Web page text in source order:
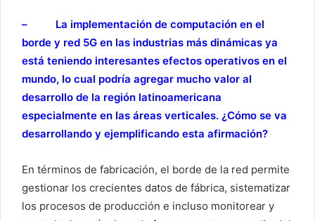
– La implementación de computación en el
borde y red 5G en las industrias más dinámicas ya
está teniendo interesantes efectos operativos en el
mundo, lo cual podría agregar mucho valor al
desarrollo de la región latinoamericana
especialmente en las áreas verticales. ¿Cómo se va
desarrollando y ejemplificando esta afirmación?
En términos de fabricación, el borde de la red permite
gestionar los crecientes datos de fábrica, sistematizar
los procesos de producción e incluso monitorear y